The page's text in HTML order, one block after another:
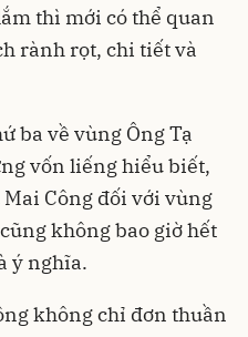
thì mới có thể quan
rành rọt, chi tiết và
ba về vùng Ông Tạ
vốn liếng hiểu biết,
Công đối với vùng
không bao giờ hết
ý nghĩa.
không chỉ đơn thuần